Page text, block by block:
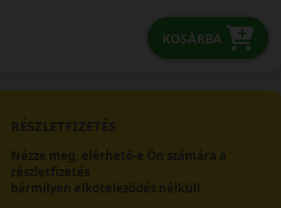
KOSÁRBA
RÉSZLETFIZETÉS
Nézze meg, elérhető-e Ön számára a
részletfizetés
bármilyen elköteleződés nélkül!